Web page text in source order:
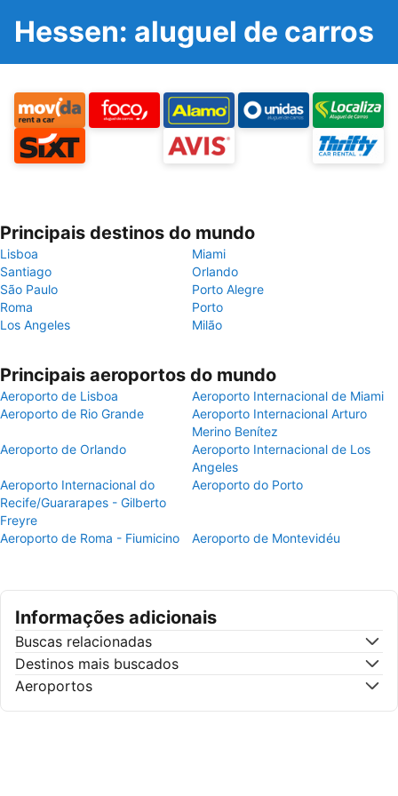
Hessen: aluguel de carros
Principais destinos do mundo
Lisboa
Miami
Santiago
Orlando
São Paulo
Porto Alegre
Roma
Porto
Los Angeles
Milão
Principais aeroportos do mundo
Aeroporto de Lisboa
Aeroporto Internacional de Miami
Aeroporto de Rio Grande
Aeroporto Internacional Arturo
Merino Benítez
Aeroporto de Orlando
Aeroporto Internacional de Los
Angeles
Aeroporto Internacional do
Recife/Guararapes - Gilberto
Freyre
Aeroporto do Porto
Aeroporto de Roma - Fiumicino Aeroporto de Montevidéu
Informações adicionais
Buscas relacionadas
Destinos mais buscados
Aeroportos